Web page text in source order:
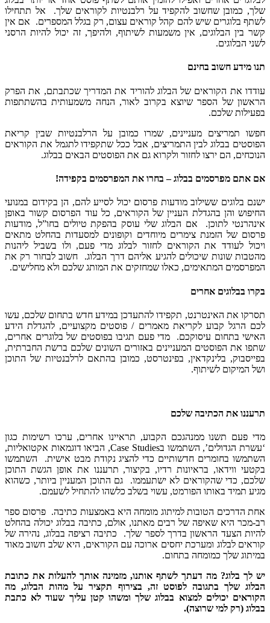
שלך, כמובן שחשוב להקפיד על רלבנטיות לקוראים שלך. אל תתחילו
לשתף בלוגרים שיש להם קהל קוראים עצום, רק בגלל המספרים. אם אין
קשר בין הבלוגים, אין משמעות לשיתוף, ולהיפך, זה יכול להיות הרסני
לשני הבלוגים.
תנו מידע חשוב בחינם
עודדו את הקוראים של הבלוג להוריד את המדריך שכתבתם, את הפרק
הראשון של הספר שיוצא בקרוב לאור, הנחה משמעותית בהשתתפות
בפעילות שלכם.
חפשו תמריצים מעניינים, שמרו כמובן על הרלבנטיות שבין קריאת
הפוסטים בבלוג לבין התמריצים, אבל ככל שתקפידו לתגמל את הקוראים
הנוכחים, הם ירצו לחזור ולקרוא גם את הפוסטים הבאים בבלוג.
אם אתם מפרסמים בבלוג – בחרו את המפרסמים בקפידה!
ישנם בלוגים ששילוב מודעות פרסום יכול לסייע להם, הן בקידום במנועי
החיפוש והן בהגדלת העניין של הקוראים, כל עוד הפרסום קשור באופן
אינהרנטי לתוכן. אם הבלוג שלי עוסק בהפקת טיולים בחו”ל, מודעות
פרסום של הזמנת צימרים מיוחדים וקופונים למסעדות בהחלט מתאים
ויכול לעודד את הקוראים לחזור לבלוג מדי פעם, ולו בשביל ליהנות
מהטבות שונות שיכולים להגיע אליהם דרך הבלוג. חשוב לבחור רק את
המפרסמים המתאימים, כאלו שמחזקים את המותג שלכם ולא מחלישים.
בקרו בבלוגים אחרים
תסרקו את האינטרנט, תקפידו להתעדכן במידע חדש בתחום שלכם, עשו
לכם הרגל קבוע לקריאת מאמרים / פוסטים מקצועיים, להגדלת הידע
האישי בתחום עיסוקכם. מדי פעם תגיבו בפוסטים של בלוגרים אחרים,
שתפו את הפוסטים המעניינים באזורים השונים שלכם ברשת החברתית,
בפייסבוק, בלינקדאין, בפינטרסט, כמובן בהתאם לרלבנטיות של התוכן
ושל המיקום לשיתוף.
תרעננו את הכתיבה שלכם
מדי פעם תשנו ממנהגכם הקבוע, תראיינו אחרים, ערכו רשימות כגון
‘עשרת הגדולים’, השתמשו בCase Studies, הביאו דוגמאות אקטואליות,
השתמשו בחומרים חדשותיים כדי להציג נקודת מבט אישית. השתמשו
בקטעי ווידאו, בראיונות רדיו, בקיצור, תרעננו את אופן הגשת התוכן
שלכם, כדי שהקוראים לא ישתעממו. גם התוכן המעניין ביותר, כשהוא
מגיע תמיד באותו הפורמט, עשוי בשלב כלשהו להתחיל לשעמם.
אחת הדרכים הטובות למיתוג מומחה היא באמצעות כתיבה. פרסום ספר
רב-מכר היא שאיפה של רבים מאתנו, אולם, כתיבה בבלוג יכולה בהחלט
להיות הצעד הראשון בדרך לספר שלך. כתיבה רציפה בבלוג, נהירה של
קוראים לבלוג ומערכת יחסים ארוכה עם הקוראים, היא שלב חשוב מאוד
במיתוג שלך כמומחה בתחום.
יש לך בלוג? מה דעתך לשתף אותנו, מזמינה אותך להעלות את כתובת
הבלוג שלך בתגובה לפוסט זה, בצירוף תקציר על מהות הבלוג, מה
הקוראים יכולים למצוא בבלוג שלך ומשהו קטן עליך שעוד לא כתבת
בבלוג (רק למי שרוצה).